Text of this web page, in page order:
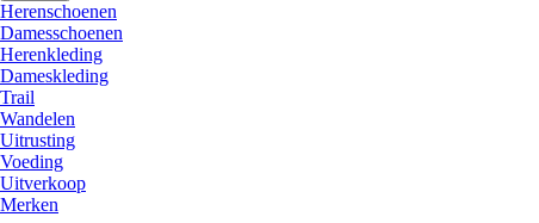
Herenschoenen
Damesschoenen
Herenkleding
Dameskleding
Trail
Wandelen
Uitrusting
Voeding
Uitverkoop
Merken